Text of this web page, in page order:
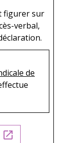
figurer sur
verbal,
de
open_in_new